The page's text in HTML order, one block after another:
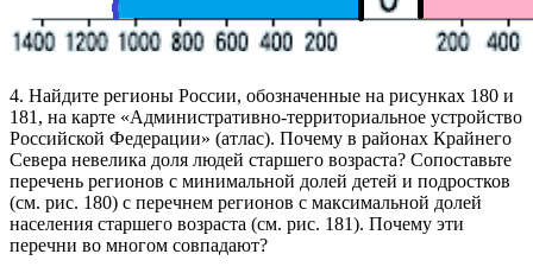
4. Найдите регионы России, обозначенные на рисунках 180 и
181, на карте «Административно-территориальное устройство
Российской Федерации» (атлас). Почему в районах Крайнего
Севера невелика до­ля людей старшего возраста? Сопоставьте
перечень регионов с минимальной долей детей и подрост­ков
(см. рис. 180) с перечнем регионов с максимальной долей
населе­ния старшего возраста (см. рис. 181). Почему эти
перечни во многом совпадают?